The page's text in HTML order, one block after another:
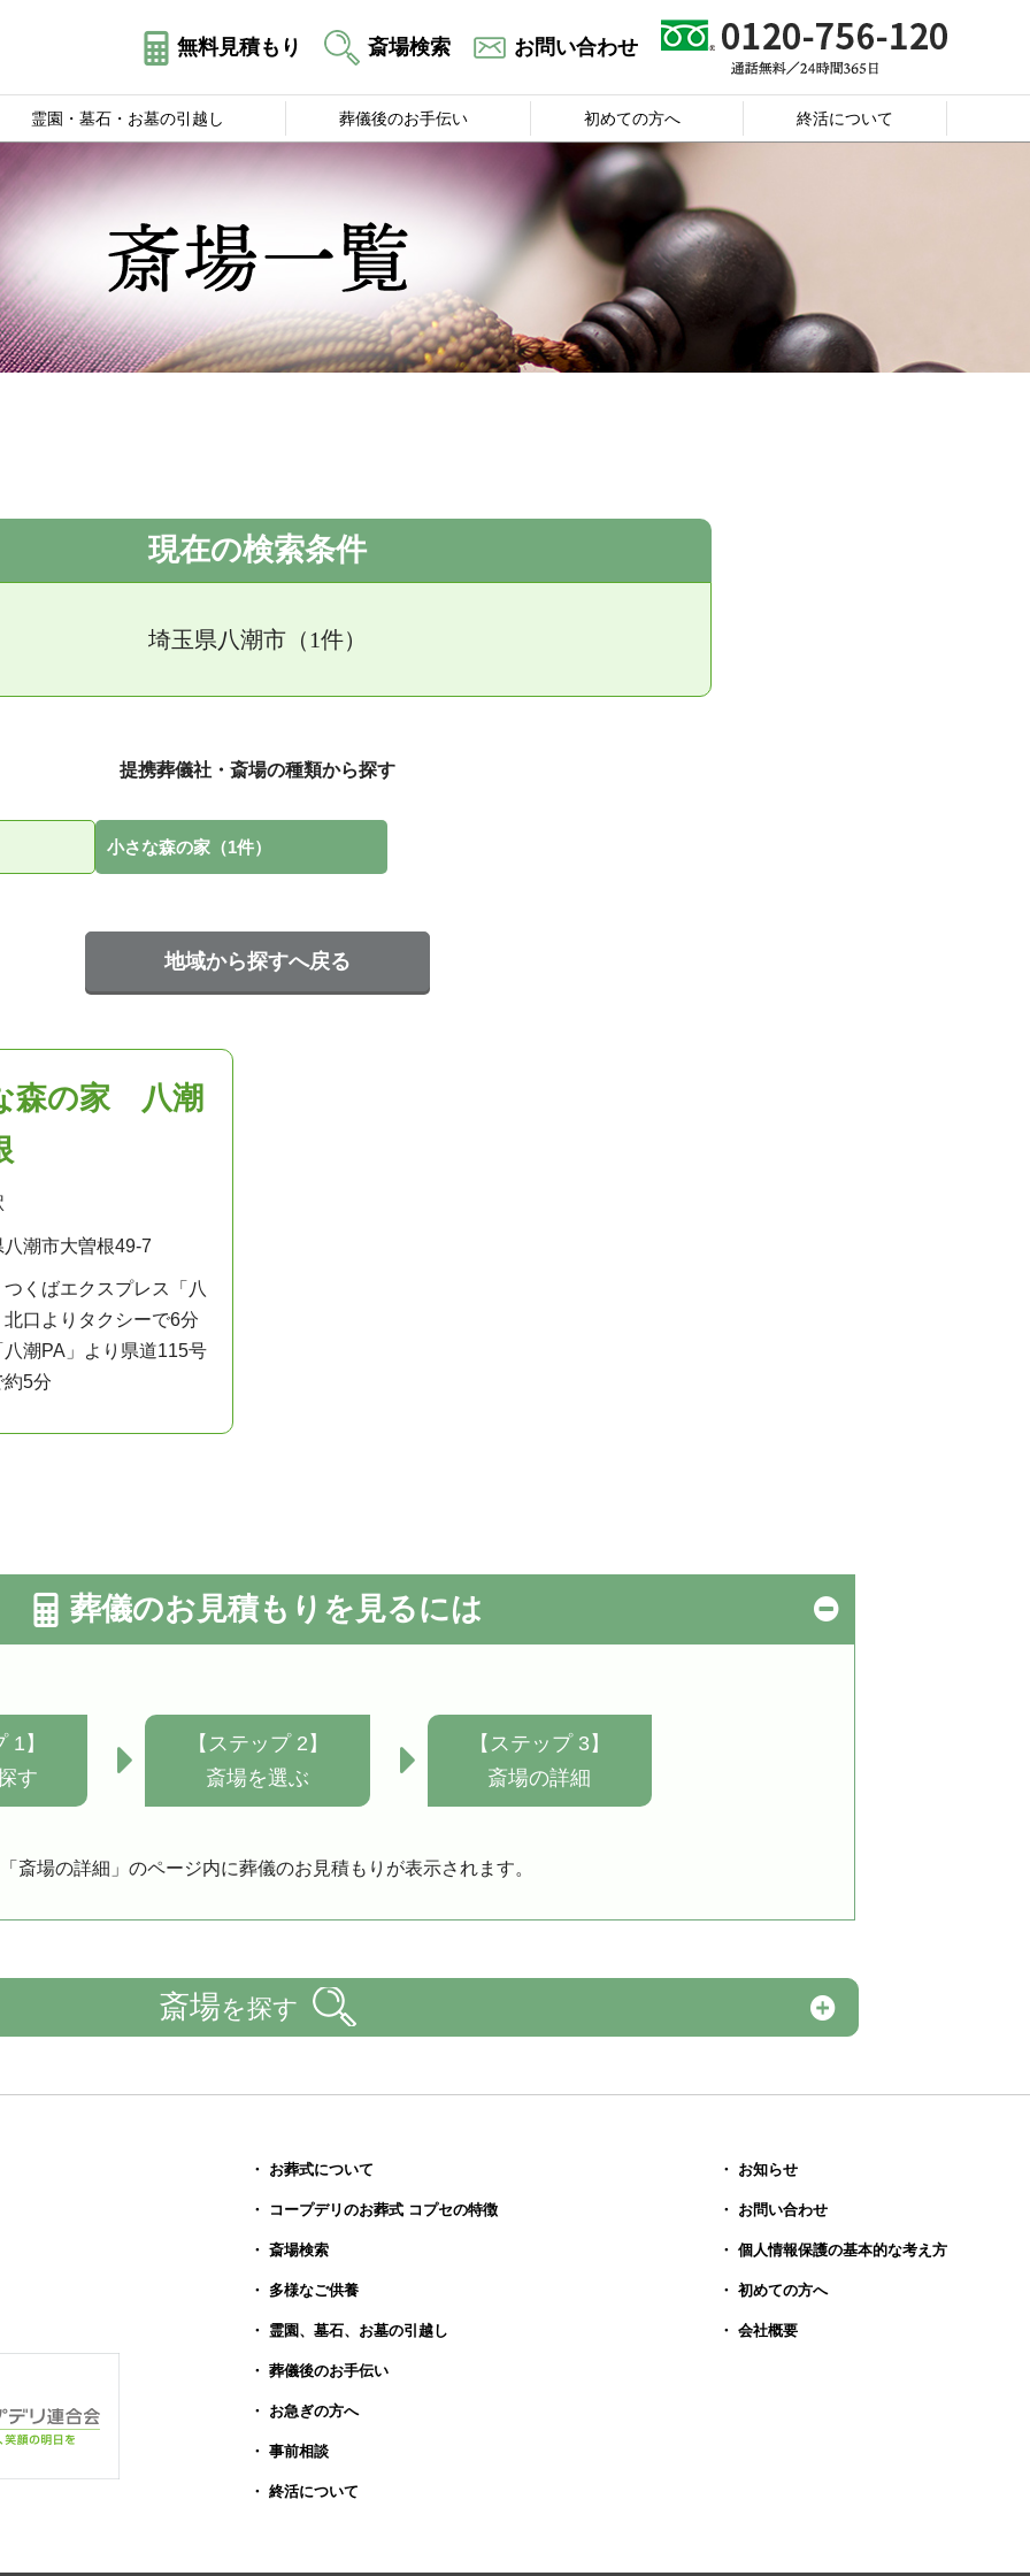
無料見積もり 斎場検索 お問い合わせ
霊園・墓石・お墓の引越し 葬儀後のお手伝い 初めての方へ 終活について
現在の検索条件
埼玉県八潮市（1件）
提携葬儀社・斎場の種類から探す
小さな森の家（1件）
地域から探すへ戻る
森の家 八潮
八潮市大曽根49-7
くばエクスプレス「八
北口よりタクシーで6分
八潮PA」より県道115号
約5分
葬儀のお見積もりを見るには
1】
す
【ステップ 2】
斎場を選ぶ
【ステップ 3】
斎場の詳細
斎場の詳細」のページ内に葬儀のお見積もりが表示されます。
斎場を探す
・ お葬式について
・ コープデリのお葬式 コプセの特徴
・ 斎場検索
・ 多様なご供養
・ 霊園、墓石、お墓の引越し
・ 葬儀後のお手伝い
・ お急ぎの方へ
・ 事前相談
・ 終活について
・ お知らせ
・ お問い合わせ
・ 個人情報保護の基本的な考え方
・ 初めての方へ
・ 会社概要